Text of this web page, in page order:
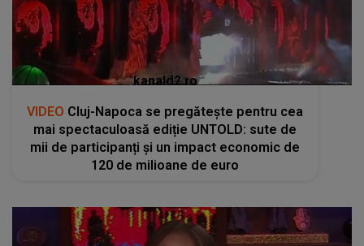
kanald2.ro
VIDEO Cluj-Napoca se pregătește pentru cea
mai spectaculoasă ediție UNTOLD: sute de
mii de participanți și un impact economic de
120 de milioane de euro